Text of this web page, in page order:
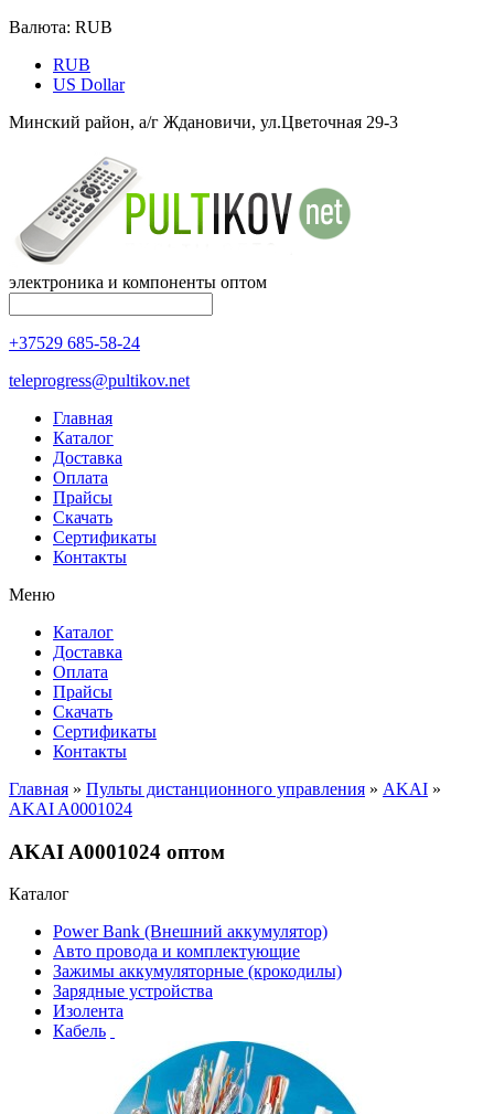
Валюта: RUB
RUB
US Dollar
Минский район, а/г Ждановичи, ул.Цветочная 29-3
электроника и компоненты оптом
+37529 685-58-24
teleprogress@pultikov.net
Главная
Каталог
Доставка
Оплата
Прайсы
Cкачать
Сертификаты
Контакты
Меню
Каталог
Доставка
Оплата
Прайсы
Cкачать
Сертификаты
Контакты
Главная » Пульты дистанционного управления » AKAI »
AKAI A0001024
AKAI A0001024 оптом
Каталог
Power Bank (Внешний аккумулятор)
Авто провода и комплектующие
Зажимы аккумуляторные (крокодилы)
Зарядные устройства
Изолента
Кабель